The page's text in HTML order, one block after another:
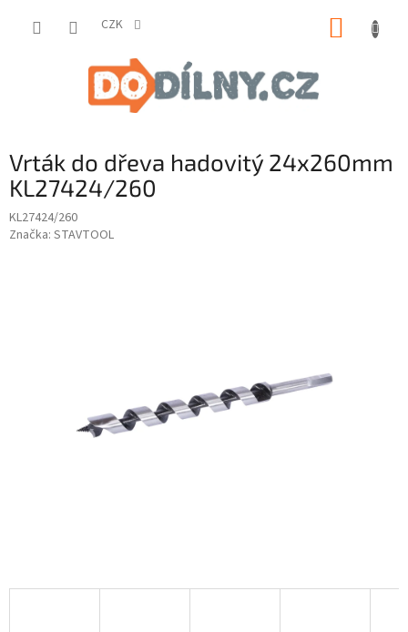
CZK
Vrták do dřeva hadovitý 24x260mm
KL27424/260
KL27424/260
Značka: STAVTOOL